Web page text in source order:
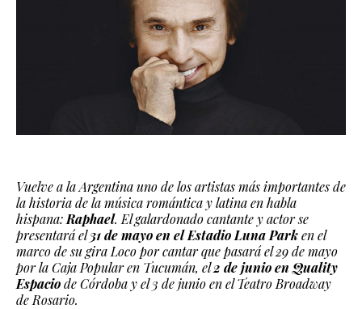
Vuelve a la Argentina uno de los artistas más importantes de
la historia de la música romántica y latina en habla
hispana: Raphael. El galardonado cantante y actor se
presentará el31 de mayo en el Estadio Luna Parken el
marco de su gira Loco por cantar que pasará el 29 de mayo
por la Caja Popular en Tucumán, el2 de junio en Quality
Espaciode Córdoba y el 3 de junio en el Teatro Broadway
de Rosario.